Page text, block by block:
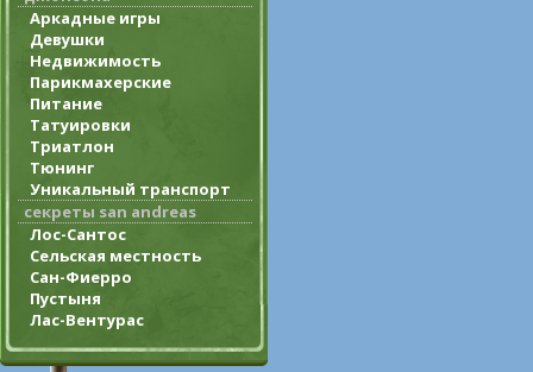
Аркадные игры
Девушки
Недвижимость
Парикмахерские
Питание
Татуировки
Триатлон
Тюнинг
Уникальный транспорт
секреты san andreas
Лос-Сантос
Сельская местность
Сан-Фиерро
Пустыня
Лас-Вентурас